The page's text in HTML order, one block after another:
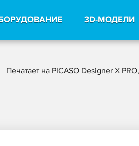
3D-МОДЕЛИ
Печатает на PICASO Designer X PRO,